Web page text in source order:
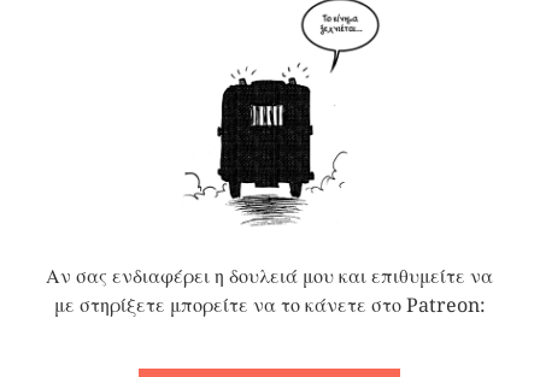
Αν σας ενδιαφέρει η δουλειά μου και επιθυμείτε να
με στηρίξετε μπορείτε να το κάνετε στο Patreon: